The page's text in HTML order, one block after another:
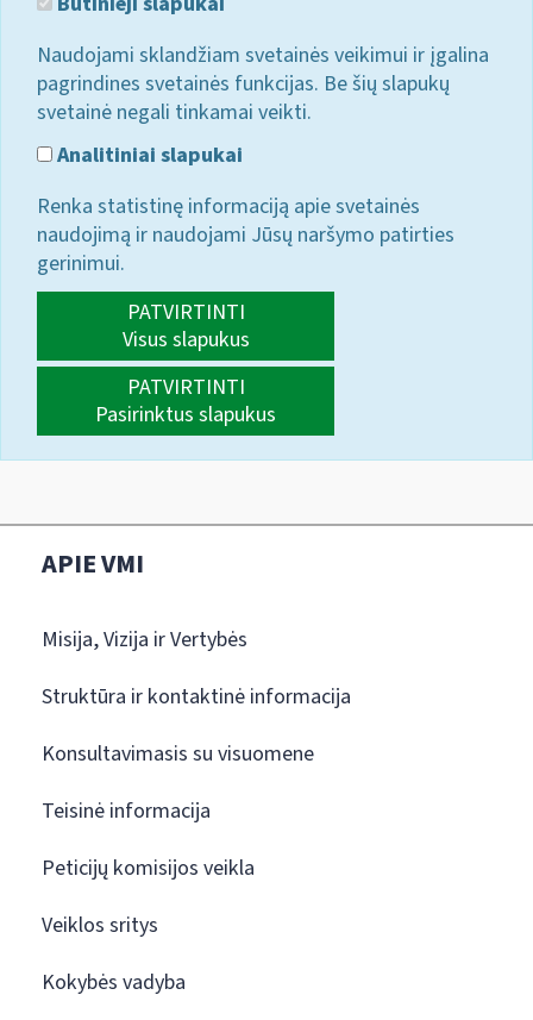
Naudojami sklandžiam svetainės veikimui ir įgalina
pagrindines svetainės funkcijas. Be šių slapukų
svetainė negali tinkamai veikti.
Analitiniai slapukai
Renka statistinę informaciją apie svetainės
naudojimą ir naudojami Jūsų naršymo patirties
gerinimui.
PATVIRTINTI
Visus slapukus
PATVIRTINTI
Pasirinktus slapukus
APIE VMI
Misija, Vizija ir Vertybės
Struktūra ir kontaktinė informacija
Konsultavimasis su visuomene
Teisinė informacija
Peticijų komisijos veikla
Veiklos sritys
Kokybės vadyba